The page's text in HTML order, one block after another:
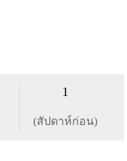
1
(สัปดาห์ก่อน)